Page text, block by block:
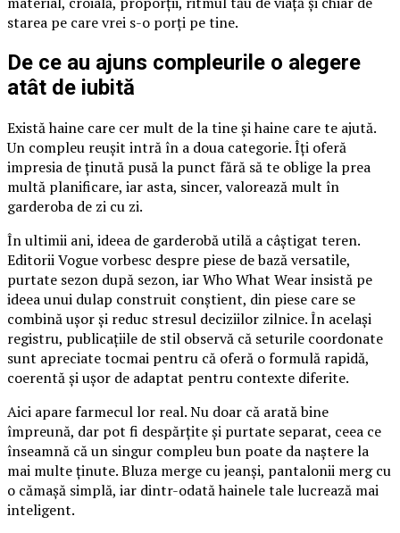
starea pe care vrei s-o porți pe tine.
De ce au ajuns compleurile o alegere
atât de iubită
Există haine care cer mult de la tine și haine care te ajută.
Un compleu reușit intră în a doua categorie. Îți oferă
impresia de ținută pusă la punct fără să te oblige la prea
multă planificare, iar asta, sincer, valorează mult în
garderoba de zi cu zi.
În ultimii ani, ideea de garderobă utilă a câștigat teren.
Editorii Vogue vorbesc despre piese de bază versatile,
purtate sezon după sezon, iar Who What Wear insistă pe
ideea unui dulap construit conștient, din piese care se
combină ușor și reduc stresul deciziilor zilnice. În același
registru, publicațiile de stil observă că seturile coordonate
sunt apreciate tocmai pentru că oferă o formulă rapidă,
coerentă și ușor de adaptat pentru contexte diferite.
Aici apare farmecul lor real. Nu doar că arată bine
împreună, dar pot fi despărțite și purtate separat, ceea ce
înseamnă că un singur compleu bun poate da naștere la
mai multe ținute. Bluza merge cu jeanși, pantalonii merg cu
o cămașă simplă, iar dintr-odată hainele tale lucrează mai
inteligent.